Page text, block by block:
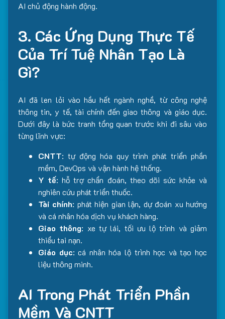
AI chủ động hành động.
3. Các Ứng Dụng Thực Tế
Của Trí Tuệ Nhân Tạo Là
Gì?
AI đã len lỏi vào hầu hết ngành nghề, từ công nghệ
thông tin, y tế, tài chính đến giao thông và giáo dục.
Dưới đây là bức tranh tổng quan trước khi đi sâu vào
từng lĩnh vực:
CNTT: tự động hóa quy trình phát triển phần
mềm, DevOps và vận hành hệ thống.
Y tế: hỗ trợ chẩn đoán, theo dõi sức khỏe và
nghiên cứu phát triển thuốc.
Tài chính: phát hiện gian lận, dự đoán xu hướng
và cá nhân hóa dịch vụ khách hàng.
Giao thông: xe tự lái, tối ưu lộ trình và giảm
thiểu tai nạn.
Giáo dục: cá nhân hóa lộ trình học và tạo học
liệu thông minh.
AI Trong Phát Triển Phần
Mềm Và CNTT